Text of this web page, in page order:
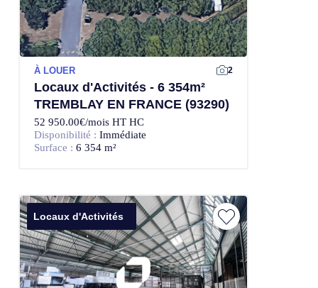
À LOUER 2
Locaux d'Activités - 6 354m²
TREMBLAY EN FRANCE (93290)
52 950.00€/mois HT HC
Disponibilité : Immédiate
Surface : 6 354 m²
Locaux d'Activités